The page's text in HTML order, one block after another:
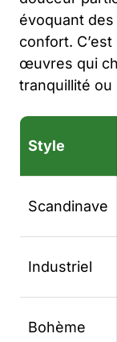
évoquant
confort. C’est
œuvres qui
tranquillité ou
Style
Scandinave
Industriel
Bohème